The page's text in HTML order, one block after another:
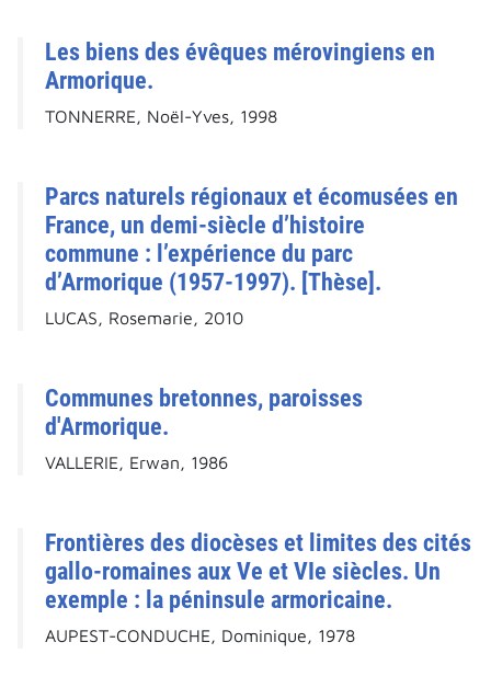
Les biens des évêques mérovingiens en
Armorique.
TONNERRE, Noël-Yves, 1998
Parcs naturels régionaux et écomusées en
France, un demi-siècle d’histoire
commune : l’expérience du parc
d’Armorique (1957-1997). [Thèse].
LUCAS, Rosemarie, 2010
Communes bretonnes, paroisses
d'Armorique.
VALLERIE, Erwan, 1986
Frontières des diocèses et limites des cités
gallo-romaines aux Ve et VIe siècles. Un
exemple : la péninsule armoricaine.
AUPEST-CONDUCHE, Dominique, 1978